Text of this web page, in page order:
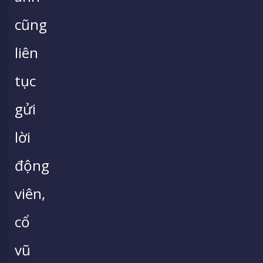
cũng
liên
tục
gửi
lời
động
viên,
cổ
vũ